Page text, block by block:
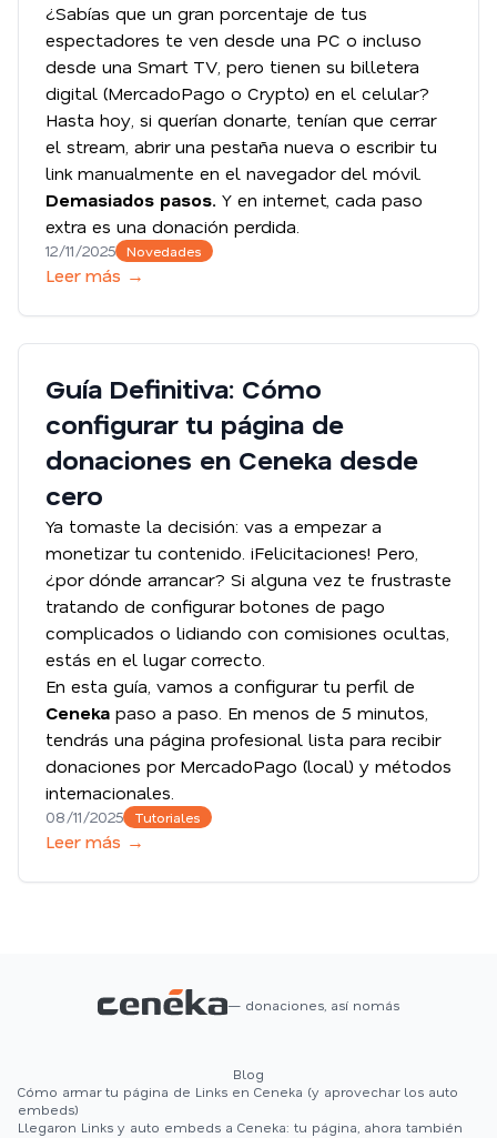
¿Sabías que un gran porcentaje de tus
espectadores te ven desde una PC o incluso
desde una Smart TV, pero tienen su billetera
digital (MercadoPago o Crypto) en el celular?
Hasta hoy, si querían donarte, tenían que cerrar
el stream, abrir una pestaña nueva o escribir tu
link manualmente en el navegador del móvil.
Demasiados pasos. Y en internet, cada paso
extra es una donación perdida.
12/11/2025 Novedades
Leer más →
Guía Definitiva: Cómo
configurar tu página de
donaciones en Ceneka desde
cero
Ya tomaste la decisión: vas a empezar a
monetizar tu contenido. ¡Felicitaciones! Pero,
¿por dónde arrancar? Si alguna vez te frustraste
tratando de configurar botones de pago
complicados o lidiando con comisiones ocultas,
estás en el lugar correcto.
En esta guía, vamos a configurar tu perfil de
Ceneka paso a paso. En menos de 5 minutos,
tendrás una página profesional lista para recibir
donaciones por MercadoPago (local) y métodos
internacionales.
08/11/2025 Tutoriales
Leer más →
— donaciones, así nomás
Blog
Cómo armar tu página de Links en Ceneka (y aprovechar los auto
embeds)
Llegaron Links y auto embeds a Ceneka: tu página, ahora también